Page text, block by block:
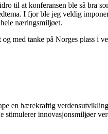
til at konferansen ble så bra
I fjor ble jeg veldig
næringsmiljøet.
med tanke på Norges plass i
en bærekraftig
stimulerer innovasjonsmiljøer